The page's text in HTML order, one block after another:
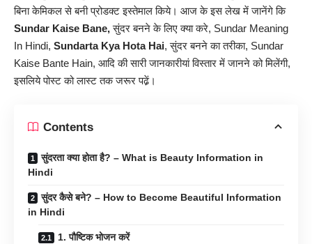
बिना केमिकल से बनी प्रोडक्ट इस्तेमाल किये। आज के इस लेख में जानेंगे कि
Sundar Kaise Bane,सुंदर बनने के लिए क्या करे, Sundar Meaning
In Hindi, Sundarta Kya Hota Hai, सुंदर बनने का तरीका, Sundar
Kaise Bante Hain, आदि की सारीजानकारीयांविस्तार में जानने को मिलेंगी,
इसलिये पोस्ट को लास्ट तक जरूर पढे़ं।
Contents
सुंदरता क्या होता है? – What is Beauty Information in
Hindi
सुंदर कैसे बने? – How to Become Beautiful Information
in Hindi
1. पौष्टिक भोजन करें